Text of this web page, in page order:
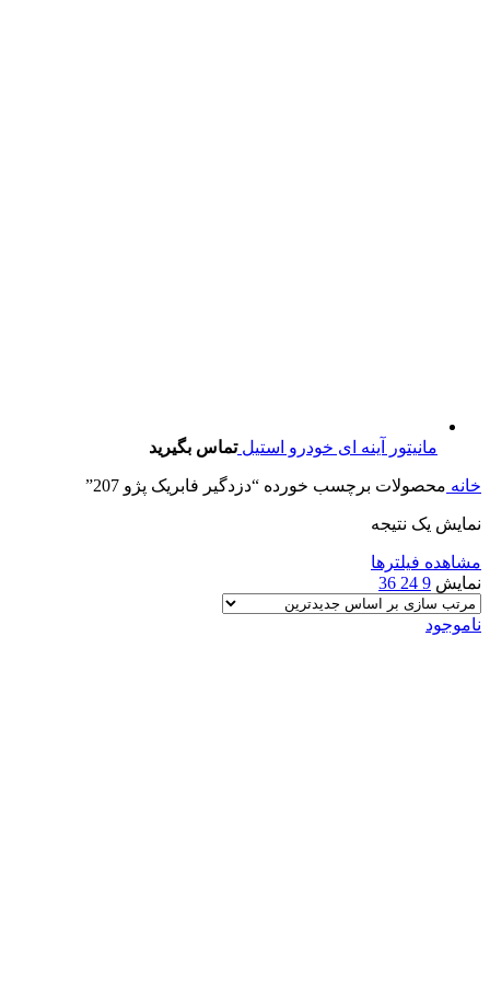
مانیتور آینه ای خودرو استیلتماس بگیرید
خانه محصولات برچسب خورده “دزدگیر فابریک پژو 207”
نمایش یک نتیجه
مشاهده فیلترها
نمایش 9
24
36
ناموجود